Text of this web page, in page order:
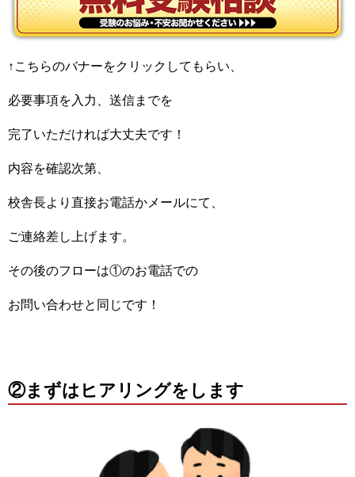
↑こちらのバナーをクリックしてもらい、
必要事項を入力、送信までを
完了いただければ大丈夫です！
内容を確認次第、
校舎長より直接お電話かメールにて、
ご連絡差し上げます。
その後のフローは①のお電話での
お問い合わせと同じです！
②まずはヒアリングをします